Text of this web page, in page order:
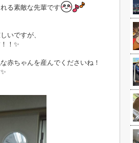
る素敵な先輩です
いですが、
！✨
赤ちゃんを産んでくださいね！